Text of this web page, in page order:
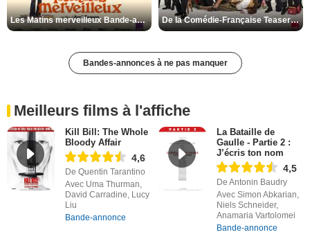
Les Matins merveilleux Bande-annonce VF De la Comédie-Française Teaser VF
Bandes-annonces à ne pas manquer
Meilleurs films à l'affiche
Kill Bill: The Whole
Bloody Affair
4,6
De Quentin Tarantino
Avec Uma Thurman,
David Carradine, Lucy
Liu
Bande-annonce
La Bataille de
Gaulle - Partie 2 :
J’écris ton nom
4,5
De Antonin Baudry
Avec Simon Abkarian,
Niels Schneider,
Anamaria Vartolomei
Bande-annonce